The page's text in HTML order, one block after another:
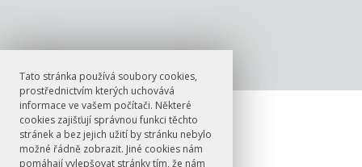
Tato stránka používá soubory cookies,
prostřednictvím kterých uchovává
informace ve vašem počítači. Některé
cookies zajišťují správnou funkci těchto
stránek a bez jejich užití by stránku nebylo
možné řádně zobrazit. Jiné cookies nám
pomáhají vylepšovat stránky tím, že nám